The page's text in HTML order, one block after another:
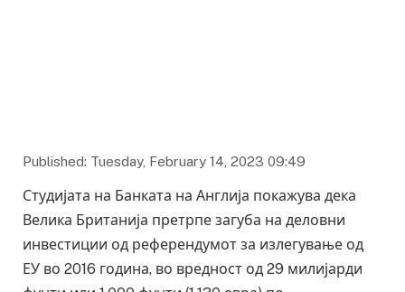
Published: Tuesday, February 14, 2023 09:49
Студијата на Банката на Англија покажува дека
Велика Британија претрпе загуба на деловни
инвестиции од референдумот за излегување од
ЕУ во 2016 година, во вредност од 29 милијарди